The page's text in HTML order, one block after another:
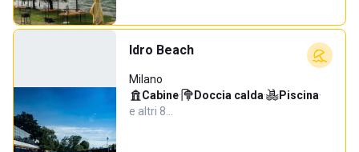
Idro Beach
Milano
Cabine· Doccia calda· Piscina·
e altri 8…